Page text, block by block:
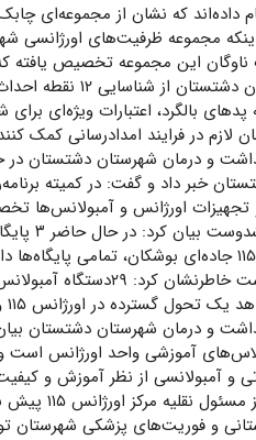
داده‌اند که نشان از مجموعه‌ای
مجموعه ظرفیت‌های اورژانسی
ناوگان این مجموعه تخصیص یافته
فرماندار
پدهای بالگرد، اعتبارات ویژه‌ای
لازم در فرایند امدادرسانی کمک
اورژانس و آمبولانس‌ها
دکترخویش دوست
گسترده در اورژانس ۱۱۵ و حوزه سلامت خواهیم بود.
و درمان شهرستان دشتستان بیان
آموزشی واحد اورژانس است و
و آمبولانسی از نظر آموزش و
در این